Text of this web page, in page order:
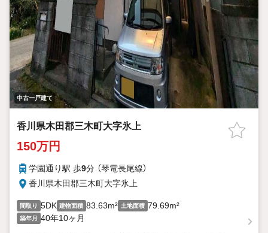
中古一戸建て
香川県木田郡三木町大字氷上
150万円
学園通り駅 歩9分 （琴電長尾線）
香川県木田郡三木町大字氷上
間取り 5DK 建物面積 83.63m² 土地面積 79.69m²
築年月 40年10ヶ月